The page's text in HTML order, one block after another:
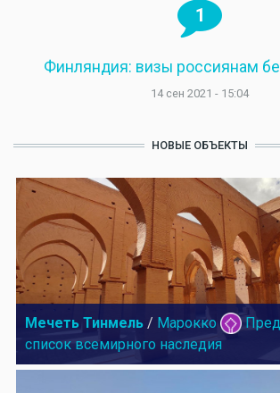
1
Финляндия: визы россиянам
14 сен 2021 - 15:04
НОВЫЕ ОБЪЕКТЫ
Мечеть Тинмель / Марокко
список всемирного наследия